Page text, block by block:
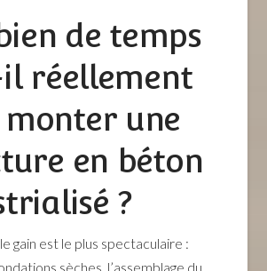
de temps
réellement
une
en béton
?
gain est le plus spectaculaire :
sèches, l’assemblage du